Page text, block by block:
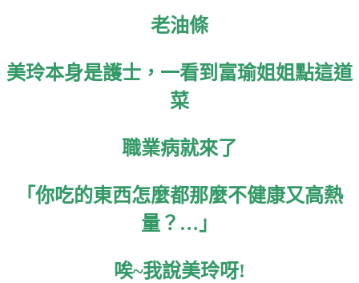
老油條
美玲本身是護士，一看到富瑜姐姐點這道
菜
職業病就來了
「你吃的東西怎麼都那麼不健康又高熱
量？…」
唉~我說美玲呀!